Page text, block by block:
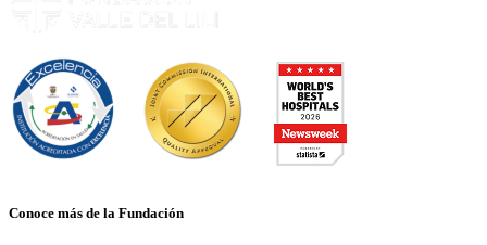
Conoce más de la Fundación